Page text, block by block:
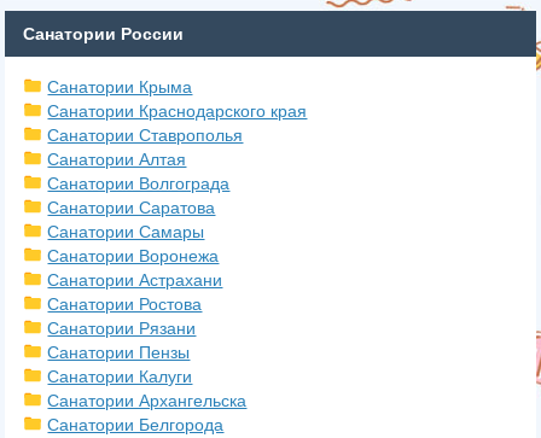
Санатории России
Санатории Крыма
Санатории Краснодарского края
Санатории Ставрополья
Санатории Алтая
Санатории Волгограда
Санатории Саратова
Санатории Самары
Санатории Воронежа
Санатории Астрахани
Санатории Ростова
Санатории Рязани
Санатории Пензы
Санатории Калуги
Санатории Архангельска
Санатории Белгорода